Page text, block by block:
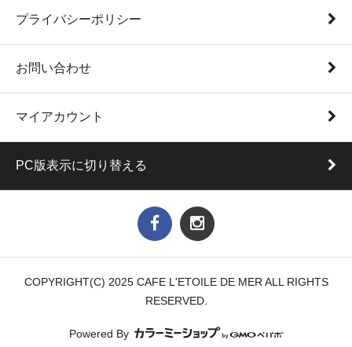
プライバシーポリシー
お問い合わせ
マイアカウント
PC版表示に切り替える
COPYRIGHT(C) 2025 CAFE L'ETOILE DE MER ALL RIGHTS
RESERVED.
Powered By